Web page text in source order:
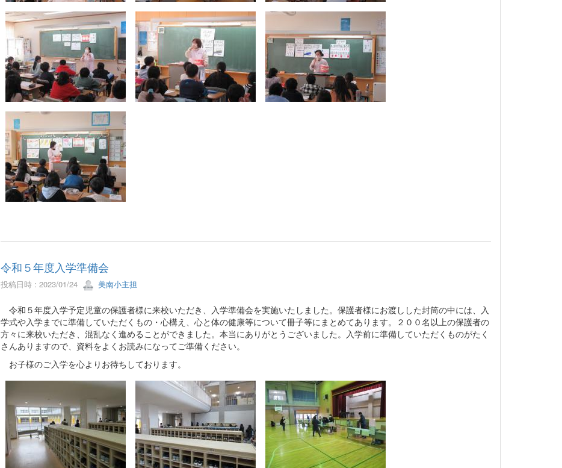
令和５年度入学準備会
投稿日時 : 2023/01/24 美南小主担
令和５年度入学予定児童の保護者様に来校いただき、入学準備会を実施いたしました。保護者様にお渡しした封筒の中には、入
学式や入学までに準備していただくもの・心構え、心と体の健康等について冊子等にまとめてあります。２００名以上の保護者の
方々に来校いただき、混乱なく進めることができました。本当にありがとうございました。入学前に準備していただくものがたく
さんありますので、資料をよくお読みになってご準備ください。
お子様のご入学を心よりお待ちしております。